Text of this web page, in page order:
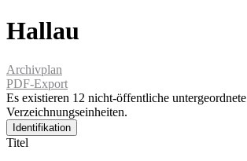
Hallau
Archivplan
PDF-Export
Es existieren 12 nicht-öffentliche untergeordnete
Verzeichnungseinheiten.
Identifikation
Titel